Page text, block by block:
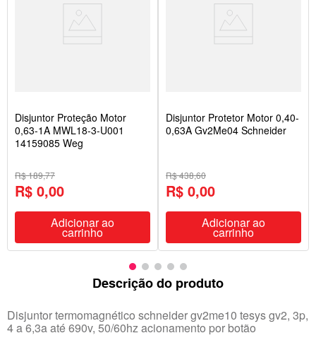
Disjuntor Proteção Motor
0,63-1A MWL18-3-U001
14159085 Weg
R$ 189,77
R$ 0,00
Adicionar ao
carrinho
Disjuntor Protetor Motor 0,40-
0,63A Gv2Me04 Schneider
R$ 438,60
R$ 0,00
Adicionar ao
carrinho
Descrição do produto
Disjuntor termomagnético schneider gv2me10 tesys gv2, 3p,
4 a 6,3a até 690v, 50/60hz acionamento por botão